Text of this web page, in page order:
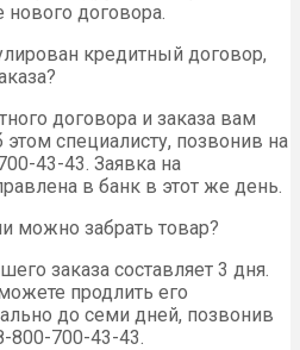
договора.
кредитный договор,
договора и заказа вам
специалисту, позвонив на
43-43. Заявка на
в банк в этот же день.
можно забрать товар?
заказа составляет 3 дня.
продлить его
до семи дней, позвонив
800-700-43-43.